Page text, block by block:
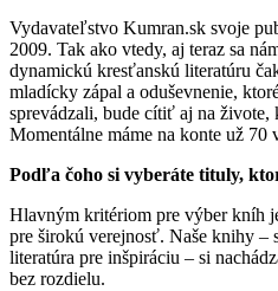
Vydavateľstvo Kumran.sk svoje
2009. Tak ako vtedy, aj teraz sa
dynamickú kresťanskú literatúru
mladícky zápal a oduševnenie,
sprevádzali, bude cítiť aj na živote,
Momentálne máme na konte už 70
Podľa čoho si vyberáte tituly,
Hlavným kritériom pre výber kníh
pre širokú verejnosť. Naše knihy –
literatúra pre inšpiráciu – si
bez rozdielu.